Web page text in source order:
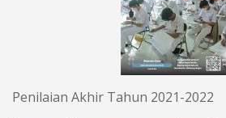
Penilaian Akhir Tahun 2021-2022